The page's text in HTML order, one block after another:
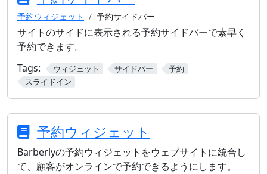
予約ウィジェット 予約サイドバー
サイトのサイドに表示される予約サイドバーで素早く
予約できます。
Tags:
ウィジェット サイドバー
予約
スライドイン
予約ウィジェット
Barberlyの予約ウィジェットをウェブサイトに統合し
て、顧客がオンラインで予約できるようにします。